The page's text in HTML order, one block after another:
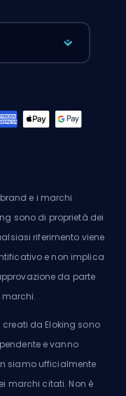
e i marchi
sono di proprietà dei
riferimento viene
e non implica
da parte
marchi.
creati da Eloking sono
e vanno
siamo ufficialmente
marchi citati. Non è